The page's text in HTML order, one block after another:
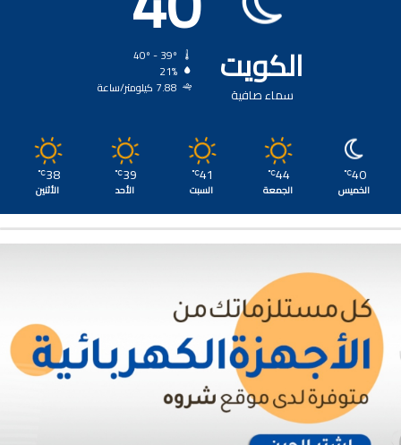
الكويت
سماء صافية
21%
7.88 كيلومتر/ساعة
40
℃
الخميس
44
℃
الجمعة
41
℃
السبت
39
℃
الأحد
38
℃
الأثنين